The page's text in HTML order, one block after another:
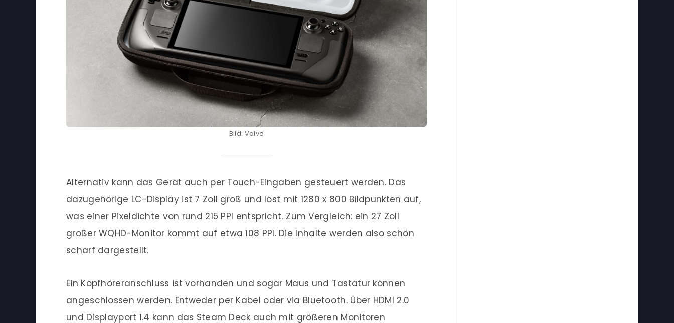
Bild: Valve
Alternativ kann das Gerät auch per Touch-Eingaben gesteuert werden. Das
dazugehörige LC-Display ist 7 Zoll groß und löst mit 1280 x 800 Bildpunkten auf,
was einer Pixeldichte von rund 215 PPI entspricht. Zum Vergleich: ein 27 Zoll
großer WQHD-Monitor kommt auf etwa 108 PPI. Die Inhalte werden also schön
scharf dargestellt.
Ein Kopfhöreranschluss ist vorhanden und sogar Maus und Tastatur können
angeschlossen werden. Entweder per Kabel oder via Bluetooth. Über HDMI 2.0
und Displayport 1.4 kann das Steam Deck auch mit größeren Monitoren